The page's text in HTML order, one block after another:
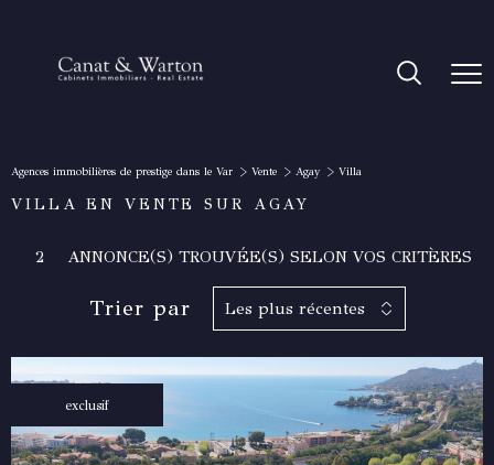
Agences immobilières de prestige dans le Var Vente Agay Villa
VILLA EN VENTE SUR AGAY
2 ANNONCE(S) TROUVÉE(S) SELON VOS CRITÈRES
Trier par Les plus récentes
exclusif